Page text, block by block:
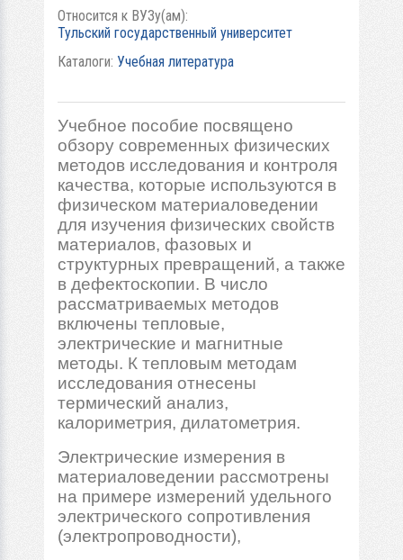
Относится к ВУЗу(ам):
Тульский государственный университет
Каталоги: Учебная литература
Учебное пособие посвящено
обзору современных физических
методов исследования и контроля
качества, которые используются в
физическом материаловедении
для изучения физических свойств
материалов, фазовых и
структурных превращений, а также
в дефектоскопии. В число
рассматриваемых методов
включены тепловые,
электрические и магнитные
методы. К тепловым методам
исследования отнесены
термический анализ,
калориметрия, дилатометрия.
Электрические измерения в
материаловедении рассмотрены
на примере измерений удельного
электрического сопротивления
(электропроводности),